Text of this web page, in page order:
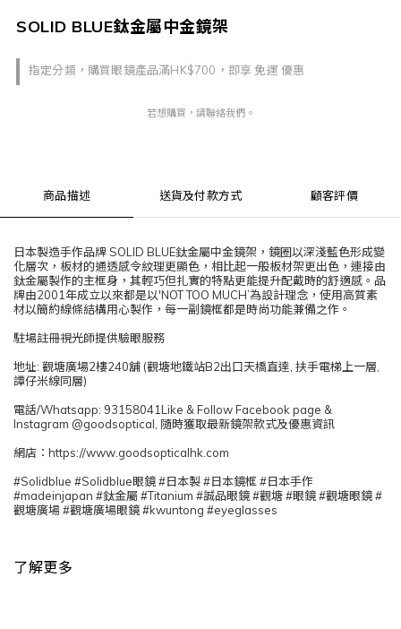
SOLID BLUE鈦金屬中金鏡架
指定分類，購買眼鏡產品滿HK$700，即享 免運 優惠
若想購買，請聯絡我們。
商品描述 送貨及付款方式 顧客評價
日本製造手作品牌 SOLID BLUE鈦金屬中金鏡架，鏡圈以深淺藍色形成變
化層次，板材的通透感令紋理更顯色，相比起一般板材架更出色，連接由
鈦金屬製作的主框身，其輕巧但扎實的特點更能提升配戴時的舒適感。品
牌由2001年成立以來都是以'NOT TOO MUCH’為設計理念，使用高質素
材以簡約線條結構用心製作，每一副鏡框都是時尚功能兼備之作。
駐場註冊視光師提供驗眼服務
地址: 觀塘廣場2樓240舖 (觀塘地鐵站B2出口天橋直達, 扶手電梯上一層,
譚仔米線同層)
電話/Whatsapp: 93158041Like & Follow Facebook page &
Instagram @goodsoptical, 隨時獲取最新鏡架款式及優惠資訊
網店：https://www.goodsopticalhk.com
#Solidblue #Solidblue眼鏡 #日本製 #日本鏡框 #日本手作
#madeinjapan #鈦金屬 #Titanium #誠品眼鏡 #觀塘 #眼鏡 #觀塘眼鏡 #
觀塘廣場 #觀塘廣場眼鏡 #kwuntong #eyeglasses
了解更多